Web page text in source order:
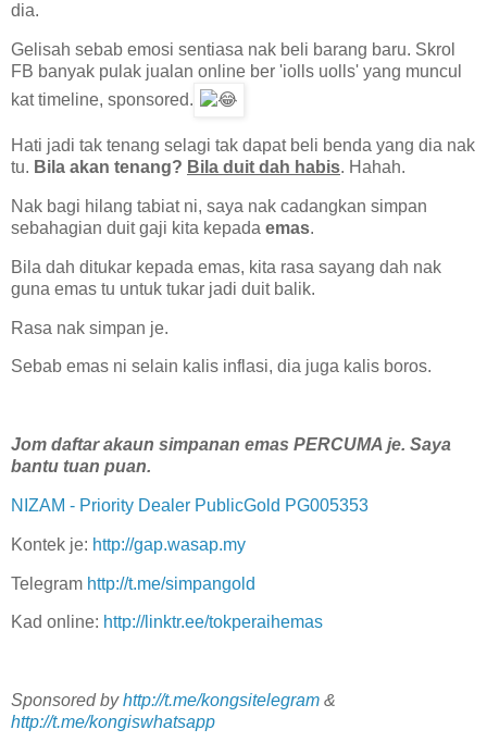
dia.
Gelisah sebab emosi sentiasa nak beli barang baru. Skrol
FB banyak pulak jualan online ber 'iolls uolls' yang muncul
kat timeline, sponsored.
Hati jadi tak tenang selagi tak dapat beli benda yang dia nak
tu. Bila akan tenang? Bila duit dah habis. Hahah.
Nak bagi hilang tabiat ni, saya nak cadangkan simpan
sebahagian duit gaji kita kepada emas.
Bila dah ditukar kepada emas, kita rasa sayang dah nak
guna emas tu untuk tukar jadi duit balik.
Rasa nak simpan je.
Sebab emas ni selain kalis inflasi, dia juga kalis boros.
Jom daftar akaun simpanan emas PERCUMA je. Saya
bantu tuan puan.
NIZAM - Priority Dealer PublicGold PG005353
Kontek je: http://gap.wasap.my
Telegram http://t.me/simpangold
Kad online: http://linktr.ee/tokperaihemas
Sponsored byhttp://t.me/kongsitelegram &
http://t.me/kongiswhatsapp